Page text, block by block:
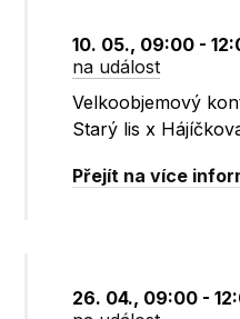
10. 05., 09:00 -
na událost
Velkoobjemový
Starý lis x
Přejít na více
26. 04., 09:00 -